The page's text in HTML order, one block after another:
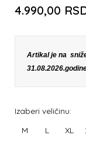
4.990,00
Artikal je na
Izaberi veličinu:
M L XL